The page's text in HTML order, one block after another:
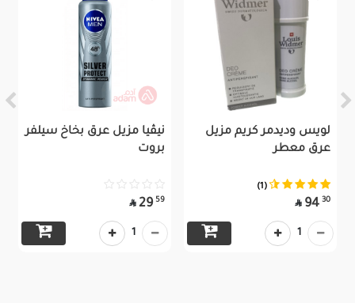
لويس وديدمر كريم مزيل
عرق معطر
(1)
30
94

1
نيڤيا مزيل عرق بخاخ سيلفر
بروت
59
29

1